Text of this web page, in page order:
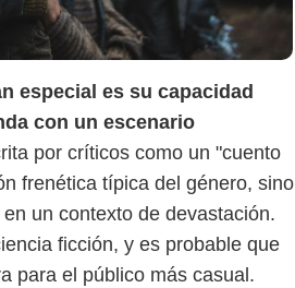
especial es su capacidad
con un escenario
por críticos como un "cuento
frenética típica del género, sino
un contexto de devastación.
ficción, y es probable que
para el público más casual.